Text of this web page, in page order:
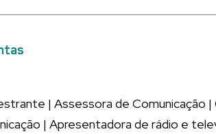
| Assessora de Comunicação
| Apresentadora de rádio e